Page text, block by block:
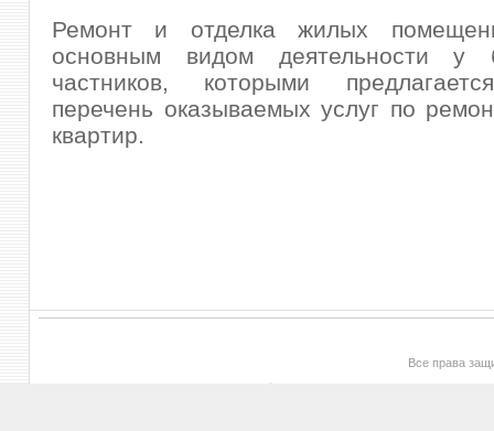
Ремонт и отделка жилых
основным видом деятельности у
частников, которыми
перечень оказываемых услуг по
квартир.
Все права